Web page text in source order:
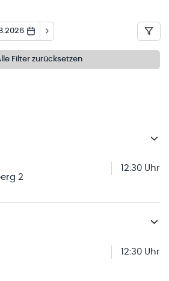
Filter zurücksetzen
2
12:30 Uhr
12:30 Uhr